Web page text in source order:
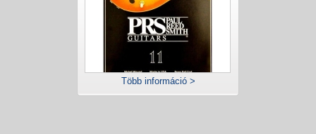
Több információ >